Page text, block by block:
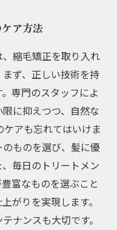
ア方法
縮毛矯正を取り入れ
ず、正しい技術を持
専門のスタッフによ
に抑えつつ、自然な
アも忘れてはいけま
ものを選び、髪に優
毎日のトリートメン
富なものを選ぶこと
がりを実現します。
ナンスも大切です。